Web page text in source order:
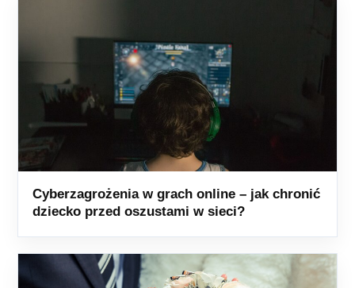
Cyberzagrożenia w grach online – jak chronić
dziecko przed oszustami w sieci?